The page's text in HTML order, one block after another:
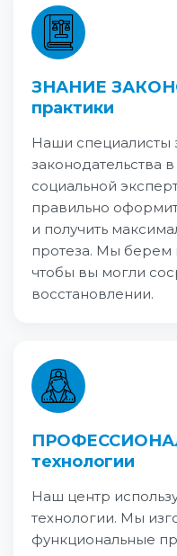
ЗНАНИЕ
практики
Наши специалисты
законодательства
социальной
правильно
и получить
протеза. Мы берем
чтобы вы могли
восстановлении.
технологии
Наш центр
технологии. Мы
функциональные